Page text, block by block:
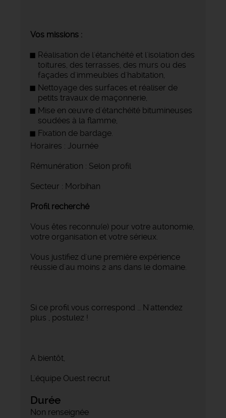
Vos missions :
Réalisation de l'étanchéité et l'isolation des
toitures, des terrasses, des murs ou des
façades d'immeubles d'habitation,
Nettoyage des surfaces et réaliser de
petits travaux de maçonnerie,
Mise en œuvre d'étanchéité bitumineuses
soudées à la flamme,
Fixation de bardage.
Horaires : Journée
Rémunération : Selon profil
Secteur : Morbihan
Profil recherché
Vous êtes reconnu(e) pour votre autonomie,
votre organisation et votre sérieux.
Vous justifiez d'une première expérience
réussie d'au moins 2 ans dans le domaine.
Si ce profil vous correspond … N'attendez
plus , postulez !
A bientôt,
L'équipe Ouest recrut
Durée
Non renseignée